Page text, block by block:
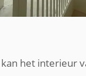
het interieur